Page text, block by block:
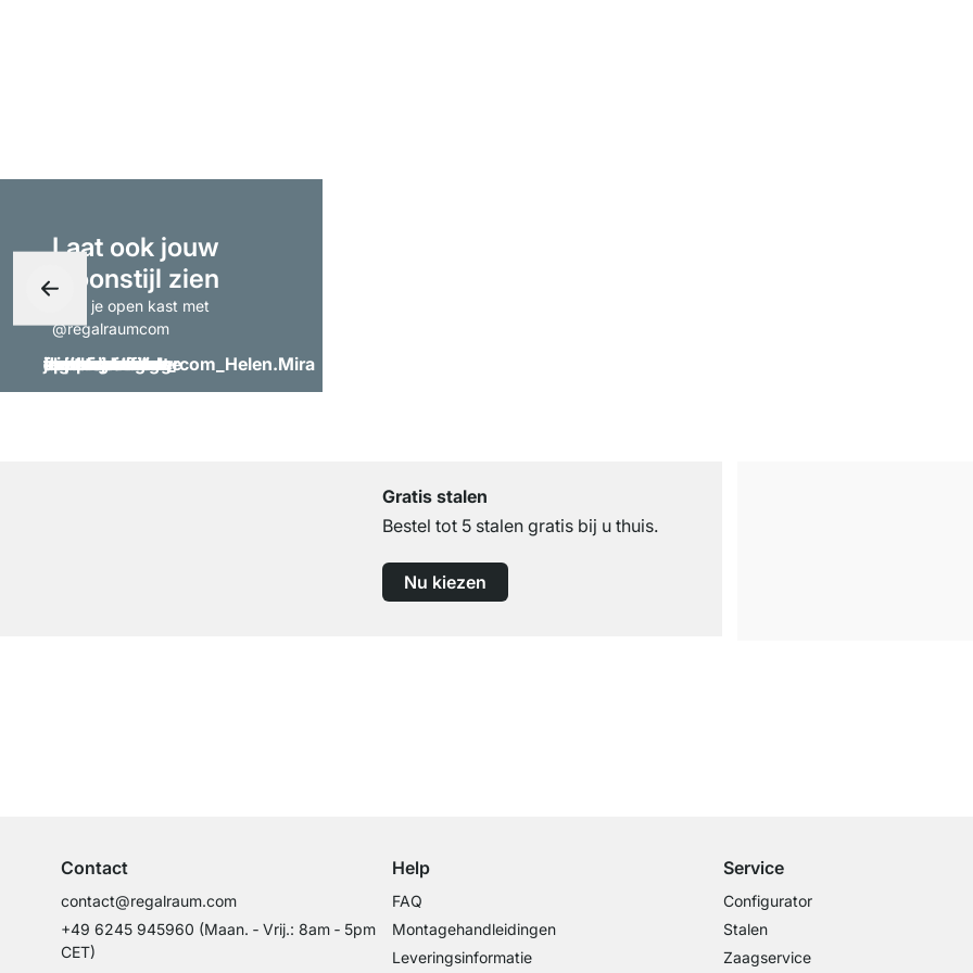
Laat ook jouw
woonstijl zien
- tag je open kast met
@regalraumcom
Gratis stalen
Bestel tot 5 stalen gratis bij u thuis.
Nu kiezen
Contact
contact@regalraum.com
+49 6245 945960 (Maan. ‑ Vrij.: 8am ‑ 5pm
CET)
Help
FAQ
Montagehandleidingen
Leveringsinformatie
Service
Configurator
Stalen
Zaagservice